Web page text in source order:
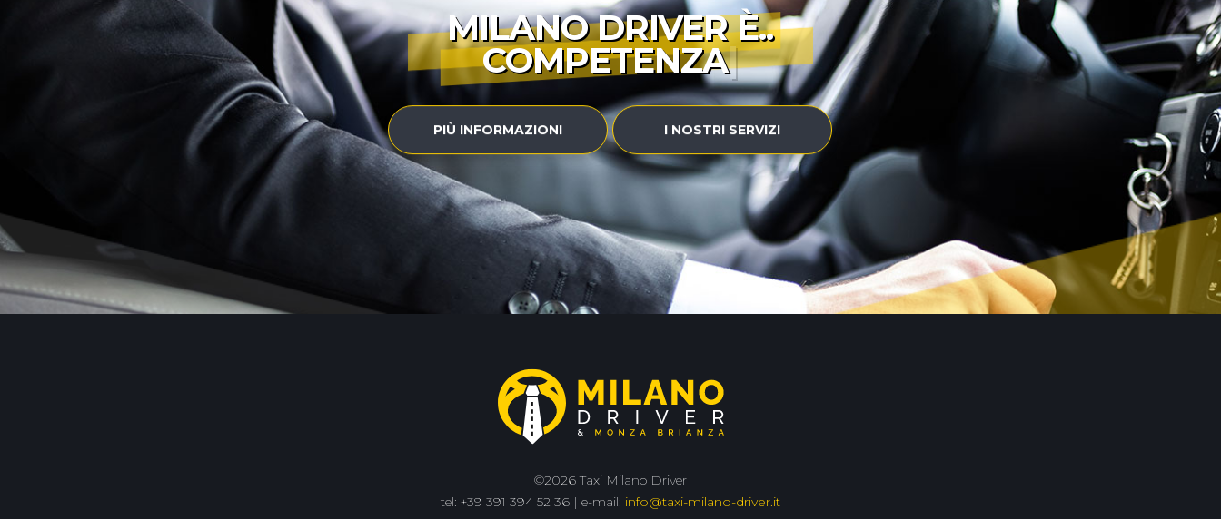
MILANO DRIVER È..
COMPETENZ|
PIÙ INFORMAZIONI I NOSTRI SERVIZI
©2026 Taxi Milano Driver
tel: +39 391 394 52 36 | e-mail: info@taxi-milano-driver.it